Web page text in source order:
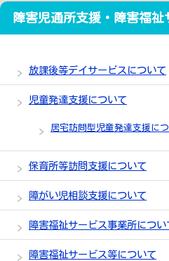
障害児通所支援・障害福
放課後等デイサービスについて
児童発達支援について
居宅訪問型児童発達支援に
保育所等訪問支援について
障がい児相談支援について
障害福祉サービス事業所につい
障害福祉サービス等について